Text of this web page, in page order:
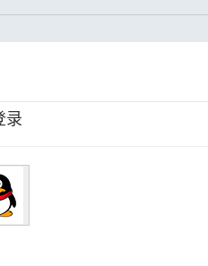
录